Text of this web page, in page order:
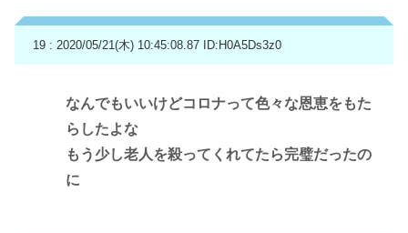
19 : 2020/05/21(木) 10:45:08.87 ID:H0A5Ds3z0
なんでもいいけどコロナって色々な恩恵をもた
らしたよな
もう少し老人を殺ってくれてたら完璧だったの
に